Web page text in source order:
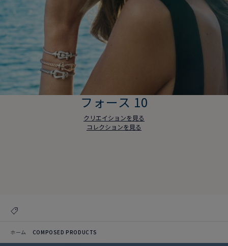
フォース 10
クリエイションを見る
コレクションを見る
ホーム COMPOSED PRODUCTS